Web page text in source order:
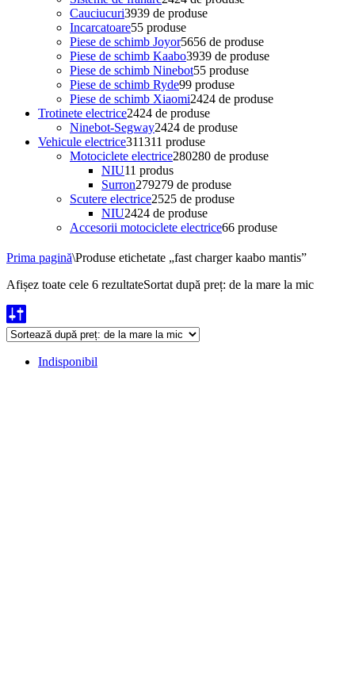
Cauciucuri3939 de produse
Incarcatoare55 produse
Piese de schimb Joyor5656 de produse
Piese de schimb Kaabo3939 de produse
Piese de schimb Ninebot55 produse
Piese de schimb Ryde99 produse
Piese de schimb Xiaomi2424 de produse
Trotinete electrice2424 de produse
Ninebot-Segway2424 de produse
Vehicule electrice311311 produse
Motociclete electrice280280 de produse
NIU11 produs
Surron279279 de produse
Scutere electrice2525 de produse
NIU2424 de produse
Accesorii motociclete electrice66 produse
Prima pagină\Produse etichetate „fast charger kaabo mantis”
Afișez toate cele 6 rezultateSortat după preț: de la mare la mic
Indisponibil